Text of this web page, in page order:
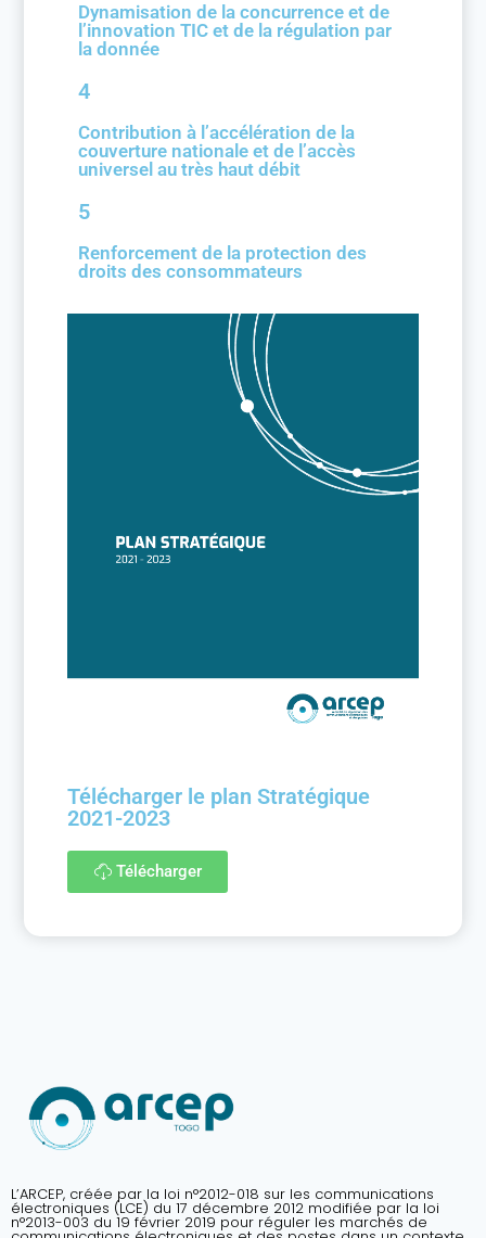
Dynamisation de la concurrence et de
l’innovation TIC et de la régulation par
la donnée
4
Contribution à l’accélération de la
couverture nationale et de l’accès
universel au très haut débit
5
Renforcement de la protection des
droits des consommateurs
Télécharger le plan Stratégique
2021-2023
Télécharger
L’ARCEP, créée par la loi n°2012-018 sur les communications
électroniques (LCE) du 17 décembre 2012 modifiée par la loi
n°2013-003 du 19 février 2019 pour réguler les marchés de